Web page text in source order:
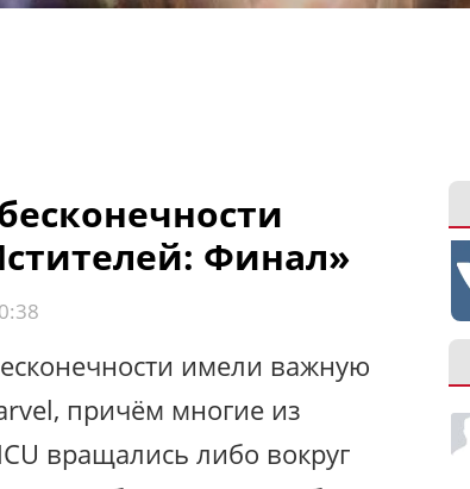
Финал»
имели важную
причём многие из
вращались либо вокруг